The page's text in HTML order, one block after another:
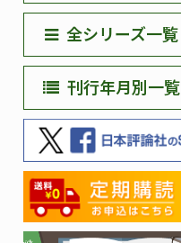
全シリーズ一覧
刊行年月別一覧